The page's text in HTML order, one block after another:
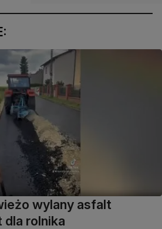
wylany asfalt
dla rolnika